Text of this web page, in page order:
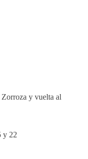
y vuelta al
y 22